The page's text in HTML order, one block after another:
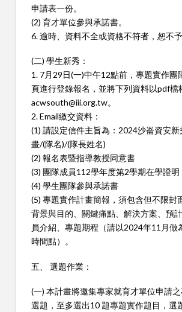
申請表一份。
(2) 育才單位參與承諾書。
6. 逾時、資料不全或資格不符者，恕不予
(二) 學生新秀：
1. 7月29日(一)中午12點前，專題實作團
頁進行登錄報名，並將下列資料以pdf檔
acwsouth@iii.org.tw。
2. Email繳交資料：
(1) 請設定信件主旨為：2024沙崙資安
畫/(隊名)/(隊長姓名)
(2) 報名表暨指導教授同意書
(3) 團隊成員112學年度第2學期在學證明
(4) 學生團隊參與承諾書
(5) 專題實作計畫簡報，須包含但不限封
背景與目的、關鍵痛點、解決方案、預
員介紹、專題期程（請以2024年11月做
時間點）。
五、 選題作業：
(一) 本計畫將邀集專家就育才單位申請
選題，至多選出10 題專題實作題目，選